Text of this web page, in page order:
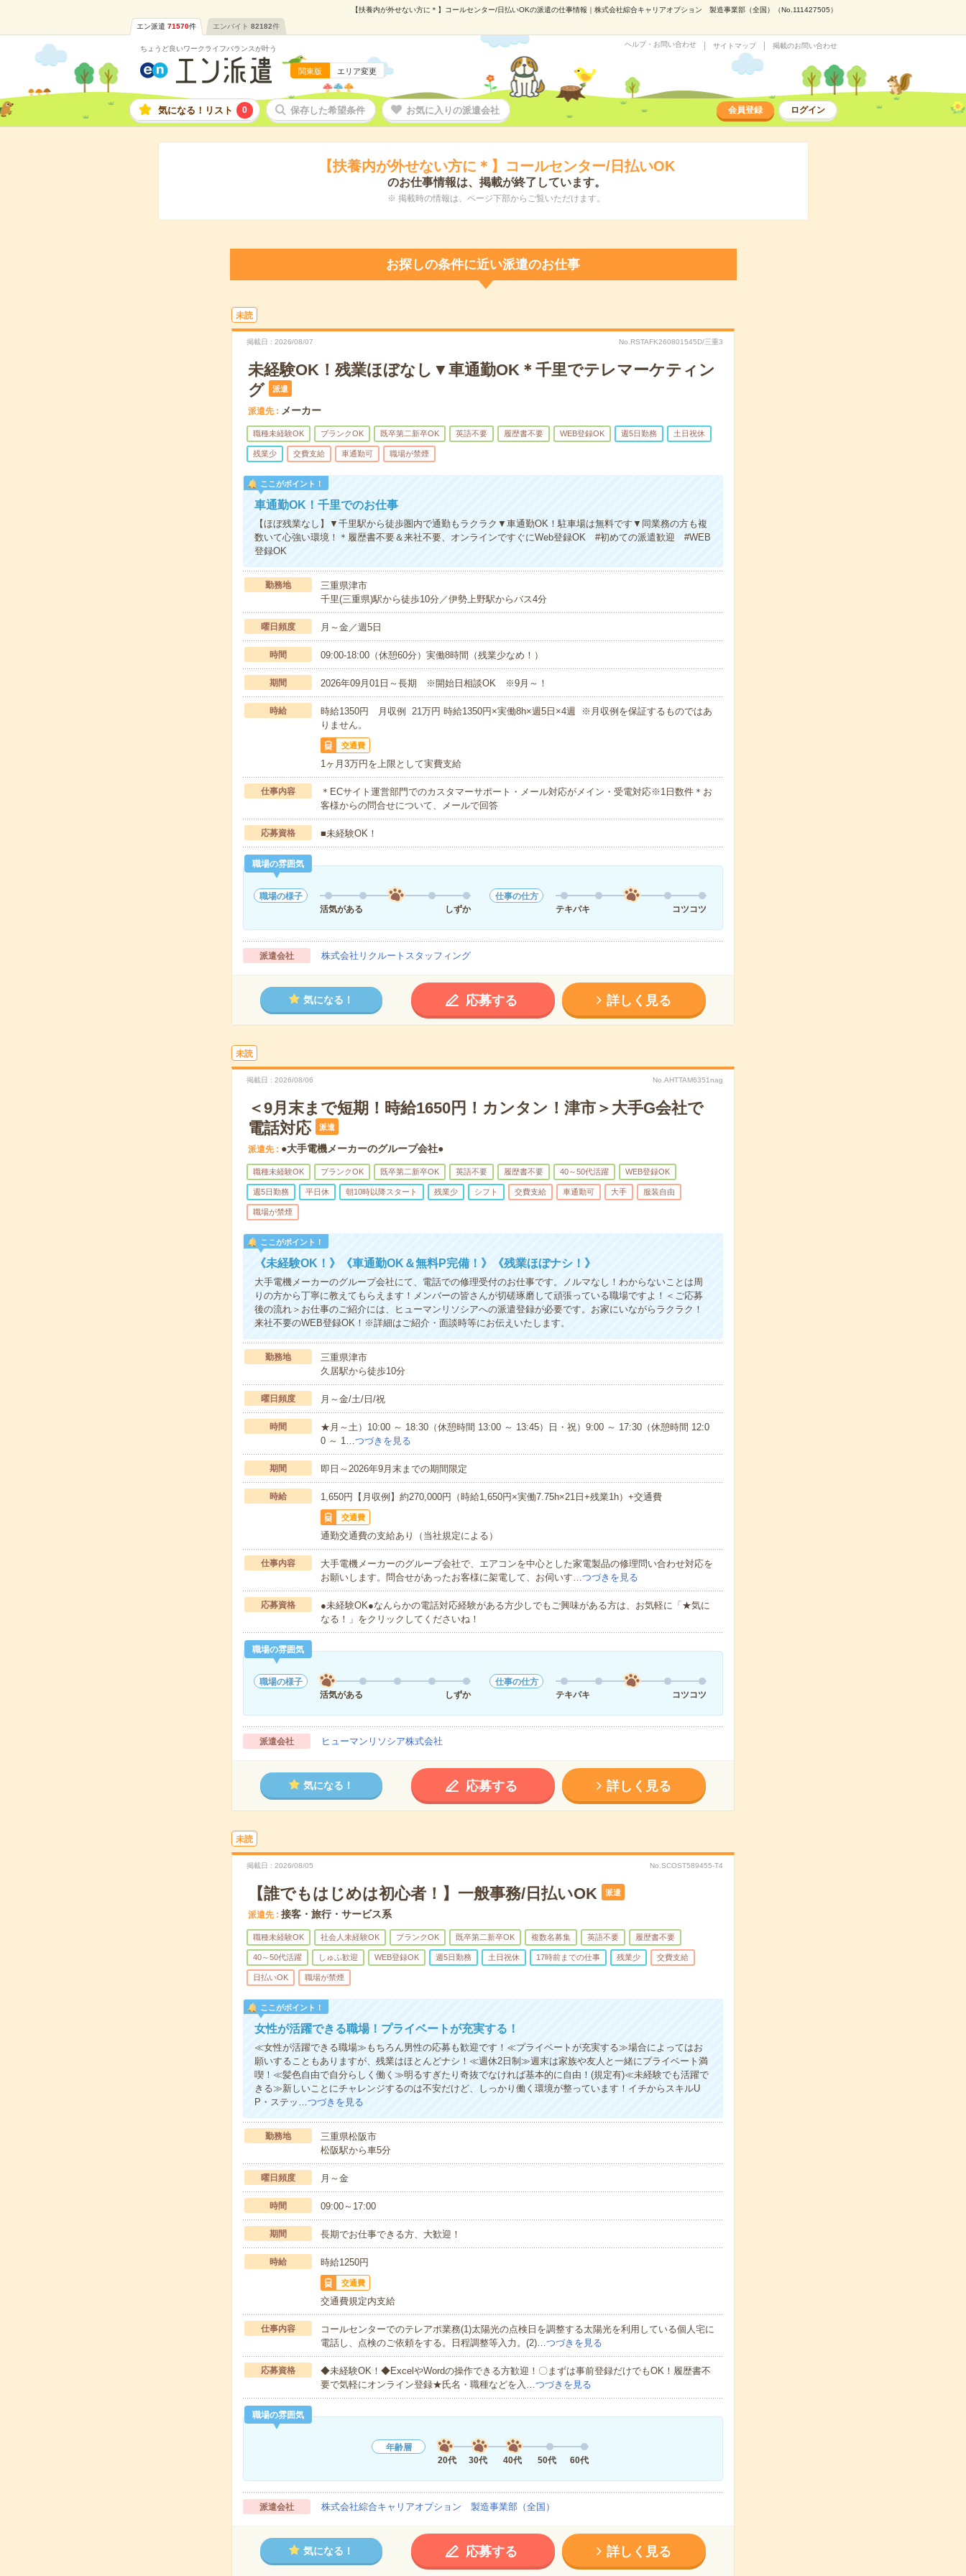
【扶養内が外せない方に＊】コールセンター/日払いOKの派遣の仕事情報｜株式会社綜合キャリアオプション 製造事業部（全国）（No.111427505）
エン派遣 71570件 エンバイト 82182件
ちょうど良いワークライフバランスが叶う
関東版 エリア変更
ヘルプ・お問い合わせ サイトマップ 掲載のお問い合わせ
気になる！リスト 0 保存した希望条件 お気に入りの派遣会社 会員登録 ログイン
【扶養内が外せない方に＊】コールセンター/日払いOK
のお仕事情報は、掲載が終了しています。
※ 掲載時の情報は、ページ下部からご覧いただけます。
お探しの条件に近い派遣のお仕事
未読
掲載日 2026/08/07 No.RSTAFK260801545D/三重3
未経験OK！残業ほぼなし▼車通勤OK＊千里でテレマーケティン
グ
派遣
派遣先 メーカー
職種未経験OK ブランクOK 既卒第二新卒OK 英語不要 履歴書不要 WEB登録OK 週5日勤務 土日祝休
残業少 交費支給 車通勤可 職場が禁煙
ここがポイント！
車通勤OK！千里でのお仕事
【ほぼ残業なし】▼千里駅から徒歩圏内で通勤もラクラク▼車通勤OK！駐車場は無料です▼同業務の方も複
数いて心強い環境！＊履歴書不要＆来社不要、オンラインですぐにWeb登録OK #初めての派遣歓迎 #WEB
登録OK
勤務地
三重県津市
千里(三重県)駅から徒歩10分／伊勢上野駅からバス4分
曜日頻度 月～金／週5日
時間 09:00-18:00（休憩60分）実働8時間（残業少なめ！）
期間 2026年09月01日～長期 ※開始日相談OK ※9月～！
時給
時給1350円 月収例 21万円 時給1350円×実働8h×週5日×4週 ※月収例を保証するものではあ
りません。
交通費
1ヶ月3万円を上限として実費支給
仕事内容
＊ECサイト運営部門でのカスタマーサポート・メール対応がメイン・受電対応※1日数件＊お
客様からの問合せについて、メールで回答
応募資格 ■未経験OK！
職場の雰囲気
職場の様子
活気がある
しずか
仕事の仕方
テキパキ
コツコツ
派遣会社 株式会社リクルートスタッフィング
気になる！ 応募する 詳しく見る
未読
掲載日 2026/08/06 No.AHTTAM6351nag
＜9月末まで短期！時給1650円！カンタン！津市＞大手G会社で
電話対応
派遣
派遣先 ●大手電機メーカーのグループ会社●
職種未経験OK ブランクOK 既卒第二新卒OK 英語不要 履歴書不要 40～50代活躍 WEB登録OK
週5日勤務 平日休 朝10時以降スタート 残業少 シフト 交費支給 車通勤可 大手 服装自由
職場が禁煙
ここがポイント！
《未経験OK！》《車通勤OK＆無料P完備！》《残業ほぼナシ！》
大手電機メーカーのグループ会社にて、電話での修理受付のお仕事です。ノルマなし！わからないことは周
りの方から丁寧に教えてもらえます！メンバーの皆さんが切磋琢磨して頑張っている職場ですよ！＜ご応募
後の流れ＞お仕事のご紹介には、ヒューマンリソシアへの派遣登録が必要です。お家にいながらラクラク！
来社不要のWEB登録OK！※詳細はご紹介・面談時等にお伝えいたします。
勤務地
三重県津市
久居駅から徒歩10分
曜日頻度 月～金/土/日/祝
時間
★月～土）10:00 ～ 18:30（休憩時間 13:00 ～ 13:45）日・祝）9:00 ～ 17:30（休憩時間 12:0
0 ～ 1…つづきを見る
期間 即日～2026年9月末までの期間限定
時給 1,650円【月収例】約270,000円（時給1,650円×実働7.75h×21日+残業1h）+交通費
交通費
通勤交通費の支給あり（当社規定による）
仕事内容
大手電機メーカーのグループ会社で、エアコンを中心とした家電製品の修理問い合わせ対応を
お願いします。問合せがあったお客様に架電して、お伺いす…つづきを見る
応募資格
●未経験OK●なんらかの電話対応経験がある方少しでもご興味がある方は、お気軽に「★気に
なる！」をクリックしてくださいね！
職場の雰囲気
職場の様子
活気がある
しずか
仕事の仕方
テキパキ
コツコツ
派遣会社 ヒューマンリソシア株式会社
気になる！ 応募する 詳しく見る
未読
掲載日 2026/08/05 No.SCOST589455-T4
【誰でもはじめは初心者！】一般事務/日払いOK 派遣
派遣先 接客・旅行・サービス系
職種未経験OK 社会人未経験OK ブランクOK 既卒第二新卒OK 複数名募集 英語不要 履歴書不要
40～50代活躍 しゅふ歓迎 WEB登録OK 週5日勤務 土日祝休 17時前までの仕事 残業少 交費支給
日払いOK 職場が禁煙
ここがポイント！
女性が活躍できる職場！プライベートが充実する！
≪女性が活躍できる職場≫もちろん男性の応募も歓迎です！≪プライベートが充実する≫場合によってはお
願いすることもありますが、残業はほとんどナシ！≪週休2日制≫週末は家族や友人と一緒にプライベート満
喫！≪髪色自由で自分らしく働く≫明るすぎたり奇抜でなければ基本的に自由！(規定有)≪未経験でも活躍で
きる≫新しいことにチャレンジするのは不安だけど、しっかり働く環境が整っています！イチからスキルU
P・ステッ…つづきを見る
勤務地
三重県松阪市
松阪駅から車5分
曜日頻度 月～金
時間 09:00～17:00
期間 長期でお仕事できる方、大歓迎！
時給 時給1250円
交通費
交通費規定内支給
仕事内容
コールセンターでのテレアポ業務(1)太陽光の点検日を調整する太陽光を利用している個人宅に
電話し、点検のご依頼をする。日程調整等入力。(2)…つづきを見る
応募資格
◆未経験OK！◆ExcelやWordの操作できる方歓迎！〇まずは事前登録だけでもOK！履歴書不
要で気軽にオンライン登録★氏名・職種などを入…つづきを見る
職場の雰囲気
年齢層
20代
30代 40代 50代 60代
派遣会社 株式会社綜合キャリアオプション 製造事業部（全国）
気になる！ 応募する 詳しく見る